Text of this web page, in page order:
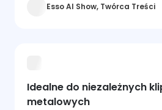
Esso AI Show, Twórca Treści
Idealne do niezależnych
metalowych